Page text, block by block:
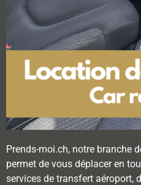
Prends-moi.ch, notre branche
permet de vous déplacer en
services de transfert aéroport,